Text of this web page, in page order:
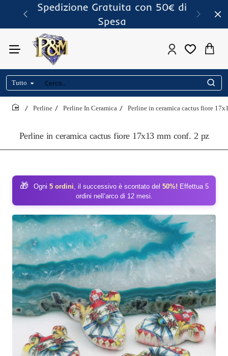
Spedizione Gratuita con 50€ di
Spesa
Tutto
Cerca..
Perline in ceramica cactus fiore 17x13 mm conf. 2 pz
Perline Perline In Ceramica Perline in ceramica cactus fiore
🎁 Ogni 5 ordini, il successivo è scontato del 50%! Effettua 5
ordini nell’arco di 12 mesi.